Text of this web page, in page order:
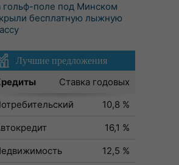
гольф-поле под Минском
бесплатную лыжную
Лучшие предложения
Ставка годовых
10,8 %
16,1 %
12,5 %